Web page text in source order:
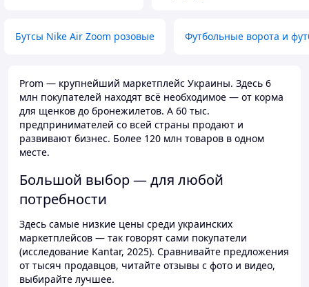
Бутсы Nike Air Zoom розовые Футбольные ворота и
Prom — крупнейший маркетплейс Украины. Здесь 6
млн покупателей находят всё необходимое — от корма
для щенков до бронежилетов. А 60 тыс.
предпринимателей со всей страны продают и
развивают бизнес. Более 120 млн товаров в одном
месте.
Большой выбор — для любой
потребности
Здесь самые низкие цены среди украинских
маркетплейсов — так говорят сами покупатели
(исследование Kantar, 2025). Сравнивайте предложения
от тысяч продавцов, читайте отзывы с фото и видео,
выбирайте лучшее.